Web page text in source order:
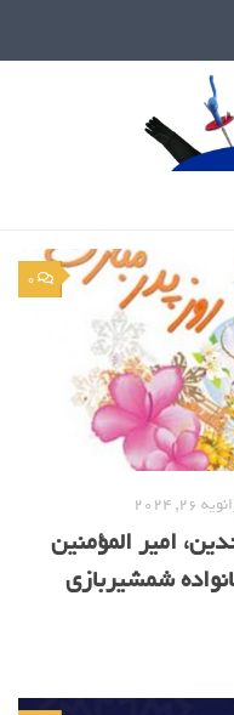
0
2024
امیر المؤمنین
شمشیربازی